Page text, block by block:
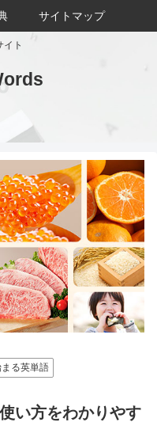
イト
サイトマップ
る英単語
い方をわかりやす